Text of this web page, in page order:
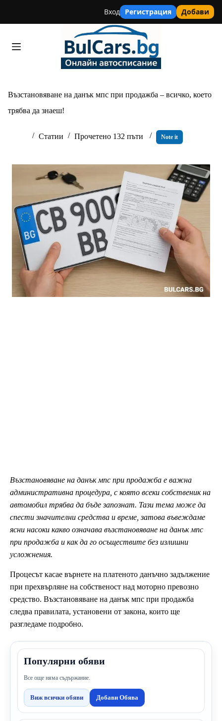
Вход Регистрация Добави
Възстановяване на данък мпс при продажба – всичко, което
трябва да знаеш!
Статии Прочетено 132 пъти Note it
Възстановяване на данък мпс при продажба е важна
административна процедура, с която всеки собственик на
автомобил трябва да бъде запознат. Тази тема може да
спести значителни средства и време, затова въвеждаме
ясни насоки какво означава възстановяване на данък мпс
при продажба и как да го осъществите без излишни
усложнения.
Процесът касае върнете на платеното данъчно задължение
при прехвърляне на собственост над моторно превозно
средство. Възстановяване на данък мпс при продажба
следва правилата, установени от закона, които ще
разгледаме подробно.
Популярни обяви
Все още няма съдържание.
Виж всички обяви Добави Обява